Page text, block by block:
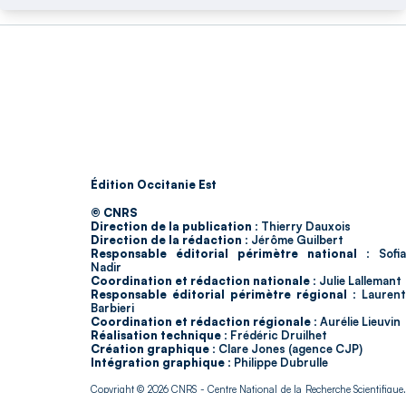
Édition Occitanie Est
© CNRS
Direction de la publication : Thierry Dauxois
Direction de la rédaction : Jérôme Guilbert
Responsable éditorial périmètre national : Sofia
Nadir
Coordination et rédaction nationale : Julie Lallemant
Responsable éditorial périmètre régional : Laurent
Barbieri
Coordination et rédaction régionale : Aurélie Lieuvin
Réalisation technique : Frédéric Druilhet
Création graphique : Clare Jones (agence CJP)
Intégration graphique : Philippe Dubrulle
Copyright © 2026CNRS - Centre National de la Recherche Scientifique.